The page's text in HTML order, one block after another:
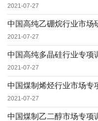
2021-07-27
2021-07-27
2021-07-27
2021-07-27